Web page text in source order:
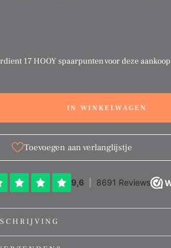
17 HOOY spaarpuntenvoor deze aankoop
IN WINKELWAGEN
Toevoegen aan verlanglijstje